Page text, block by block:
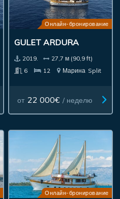
Онлайн-бронирование
GULET ARDURA
2019.
27,7 м (90,9 ft)
6
12 Марина Split
от 22 000€ / неделю
Онлайн-бронирование